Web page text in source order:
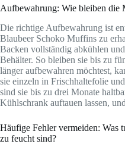
Aufbewahrung: Wie bleiben die
Die richtige Aufbewahrung ist
Blaubeer Schoko Muffins zu
Backen vollständig abkühlen
Behälter. So bleiben sie bis zu
länger aufbewahren möchtest,
sie einzeln in Frischhaltefolie
sind sie bis zu drei Monate
Kühlschrank auftauen lassen,
Häufige Fehler vermeiden: Was
zu feucht sind?